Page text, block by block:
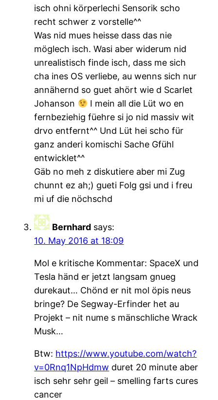
isch ohni körperlechi Sensorik scho
recht schwer z vorstelle^^
Was nid mues heisse dass das nie
möglech isch. Wasi aber widerum nid
unrealistisch finde isch, dass me sich
cha ines OS verliebe, au wenns sich nur
annähernd so guet ahört wie d Scarlet
Johanson
I mein all die Lüt wo en
fernbeziehig füehre si jo nid massiv wit
drvo entfernt^^ Und Lüt hei scho für
ganz anderi komischi Sache Gfühl
entwicklet^^
Gäb no meh z diskutiere aber mi Zug
chunnt ez ah;) gueti Folg gsi und i freu
mi uf die nöchschd
Bernhard says:
10. May 2016 at 18:09
Mol e kritische Kommentar: SpaceX und
Tesla händ er jetzt langsam gnueg
durekaut… Chönd er nit mol öpis neus
bringe? De Segway-Erfinder het au
Projekt – nit nume s mänschliche Wrack
Musk…
Btw: https://www.youtube.com/watch?
v=0Rnq1NpHdmw duret 20 minute aber
isch sehr sehr geil – smelling farts cures
cancer